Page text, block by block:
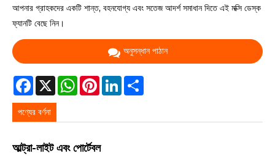
আপনার গ্রাহকদের একটি শান্ত, বহনযোগ্য এবং সতেজ আদর্শ সমাধান দিতে এই মক্সি ডেস্ক
ফ্যানটি বেছে নিন।
অনুসন্ধান পাঠান
Facebook
X WhatsAppPinterestLinkedIn
পণ্যের বর্ণনা
আল্ট্রা-লাইট এবং পোর্টেবল